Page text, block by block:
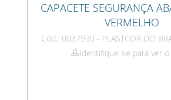
CAPACETE SEGURANÇA
VERMELHO
Cód.: 0037930 - PLASTCOR DO
Identifique-se para ver